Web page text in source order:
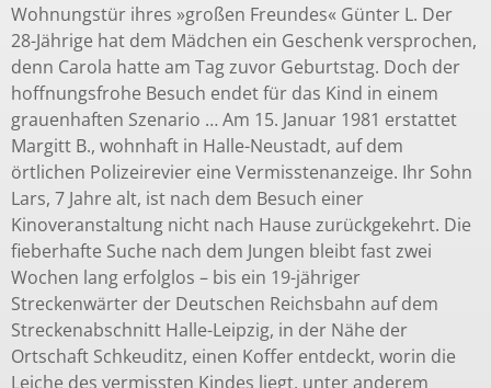
Wohnungstür ihres »großen Freundes« Günter L. Der
28-Jährige hat dem Mädchen ein Geschenk versprochen,
denn Carola hatte am Tag zuvor Geburtstag. Doch der
hoffnungsfrohe Besuch endet für das Kind in einem
grauenhaften Szenario … Am 15. Januar 1981 erstattet
Margitt B., wohnhaft in Halle-Neustadt, auf dem
örtlichen Polizeirevier eine Vermisstenanzeige. Ihr Sohn
Lars, 7 Jahre alt, ist nach dem Besuch einer
Kinoveranstaltung nicht nach Hause zurückgekehrt. Die
fieberhafte Suche nach dem Jungen bleibt fast zwei
Wochen lang erfolglos – bis ein 19-jähriger
Streckenwärter der Deutschen Reichsbahn auf dem
Streckenabschnitt Halle-Leipzig, in der Nähe der
Ortschaft Schkeuditz, einen Koffer entdeckt, worin die
Leiche des vermissten Kindes liegt, unter anderem